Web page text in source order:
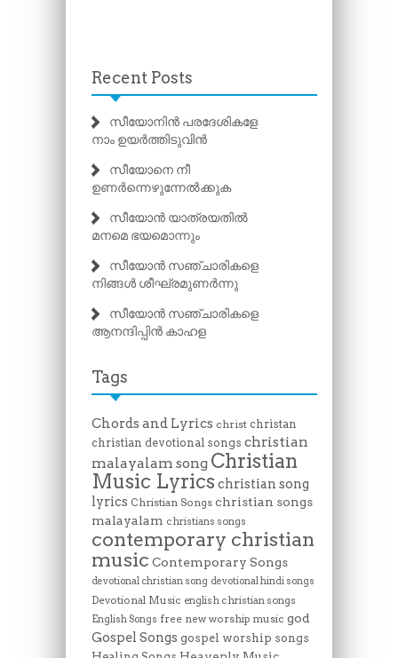
Recent Posts
സീയോനിൻ പരദേശികളേ
നാം ഉയർത്തിടുവിൻ
സീയോനെ നീ
ഉണർന്നെഴുന്നേൽക്കുക
സീയോൻ യാത്രയതിൽ
മനമെ ഭയമൊന്നും
സീയോൻ സഞ്ചാരികളെ
നിങ്ങൾ ശീഘ്രമുണർന്നു
സീയോൻ സഞ്ചാരികളെ
ആനന്ദിപ്പിൻ കാഹള
Tags
Chords and Lyrics christ christan
christian devotional songs christian
malayalam song Christian
Music Lyrics christian song
lyrics Christian Songs christian songs
malayalam christians songs
contemporary christian
music Contemporary Songs
devotional christian song devotional hindi songs
Devotional Music english christian songs
English Songs free new worship music god
Gospel Songs gospel worship songs